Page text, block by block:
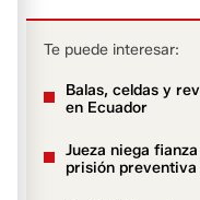
Te puede interesar:
Balas, celdas y
en Ecuador
Jueza niega
prisión